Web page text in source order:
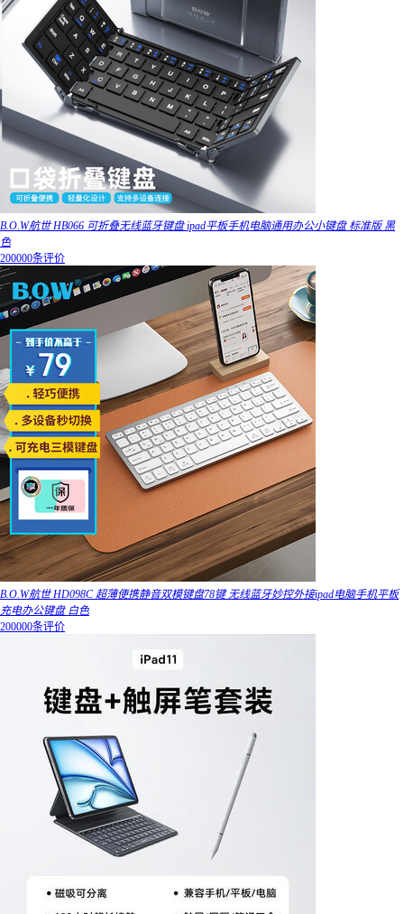
B.O.W航世 HB066 可折叠无线蓝牙键盘 ipad平板手机电脑通用办公小键盘 标准版 黑
色
200000条评价
B.O.W航世 HD098C 超薄便携静音双模键盘78键 无线蓝牙妙控外接ipad电脑手机平板
充电办公键盘 白色
200000条评价